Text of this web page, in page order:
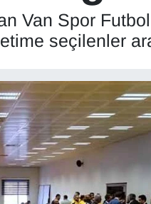
Van Spor
seçilenler